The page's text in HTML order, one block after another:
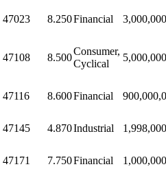
47023 8.250Financial
47108 8.500
Consumer,
Cyclical
47116 8.600Financial
47145 4.870Industrial
47171 7.750Financial